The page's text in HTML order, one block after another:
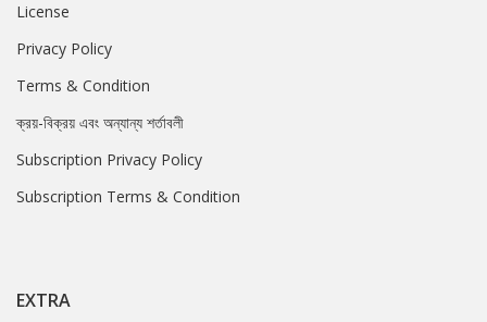
License
Privacy Policy
Terms & Condition
ক্রয়-বিক্রয় এবং অন্যান্য শর্তাবলী
Subscription Privacy Policy
Subscription Terms & Condition
EXTRA